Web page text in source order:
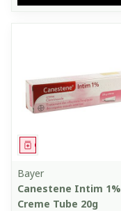
Geneesmiddel
Bayer
Canestene Intim 1%
Creme Tube 20g